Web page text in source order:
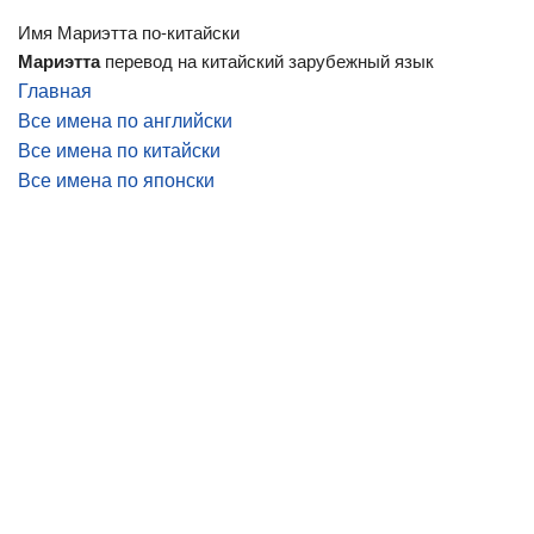
Имя Мариэтта по-китайски
Мариэттаперевод на китайский зарубежный язык
Главная
Все имена по английски
Все имена по китайски
Все имена по японски